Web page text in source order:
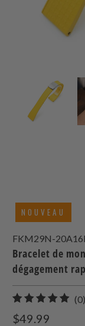
NOUVEAU
FKM29N-
Bracelet de
dégagement
(0)
$49.99